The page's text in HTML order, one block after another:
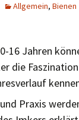
Allgemein, Bienen
16 Jahren
die
Praxis